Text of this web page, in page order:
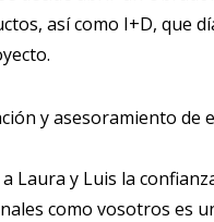
así como I+D, que
y asesoramiento de
Laura y Luis la
como vosotros es